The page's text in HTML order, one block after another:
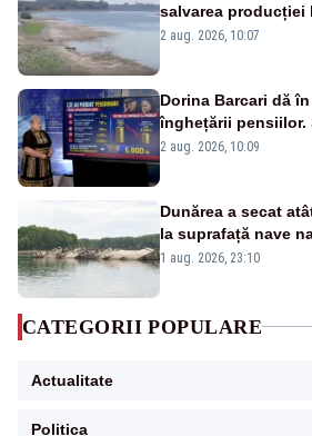
salvarea producției
va detona o stâncă
2 aug. 2026, 10:07
Dorina Barcari dă
înghețării pensiilor.
pierdute de fiecare
2 aug. 2026, 10:09
Dunărea a secat
la suprafață nave
război mondial
1 aug. 2026, 23:10
CATEGORII POPULARE
Actualitate
Politica